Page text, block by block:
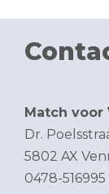
Match
Dr.
5802 AX
0478-516995